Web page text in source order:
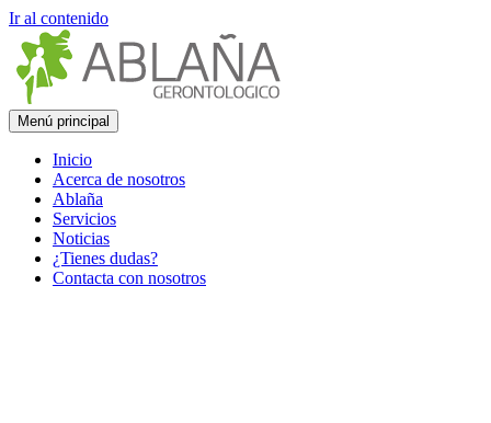
Ir al contenido
Menú principal
Inicio
Acerca de nosotros
Ablaña
Servicios
Noticias
¿Tienes dudas?
Contacta con nosotros